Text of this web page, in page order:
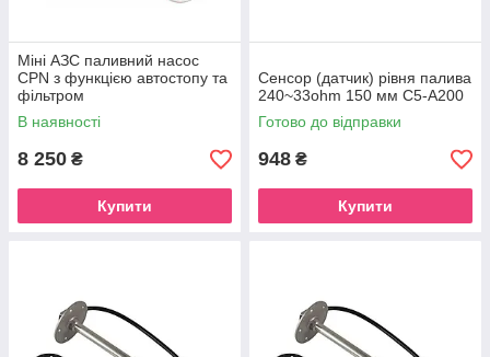
Міні АЗС паливний насос
CPN з функцією автостопу та
фільтром
В наявності
8 250 ₴
Купити
Сенсор (датчик) рівня палива
240~33ohm 150 мм C5-A200
Готово до відправки
948 ₴
Купити